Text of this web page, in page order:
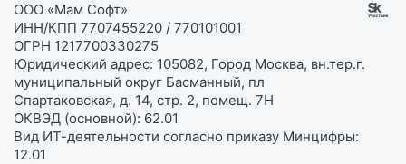
ООО «Мам Софт»
ИНН/КПП 7707455220 / 770101001
ОГРН 1217700330275
Юридический адрес: 105082, Город Москва, вн.тер.г.
муниципальный округ Басманный, пл
Спартаковская, д. 14, стр. 2, помещ. 7Н
ОКВЭД (основной): 62.01
Вид ИТ-деятельности согласно приказу Минцифры:
12.01